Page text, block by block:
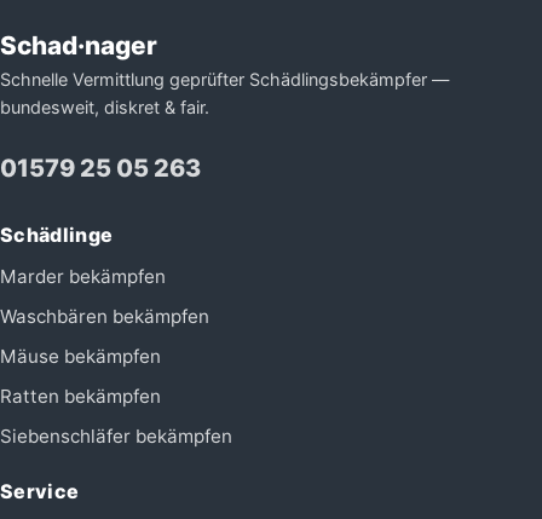
Schad·nager
Schnelle Vermittlung geprüfter Schädlingsbekämpfer —
bundesweit, diskret & fair.
01579 25 05 263
Schädlinge
Marder bekämpfen
Waschbären bekämpfen
Mäuse bekämpfen
Ratten bekämpfen
Siebenschläfer bekämpfen
Service